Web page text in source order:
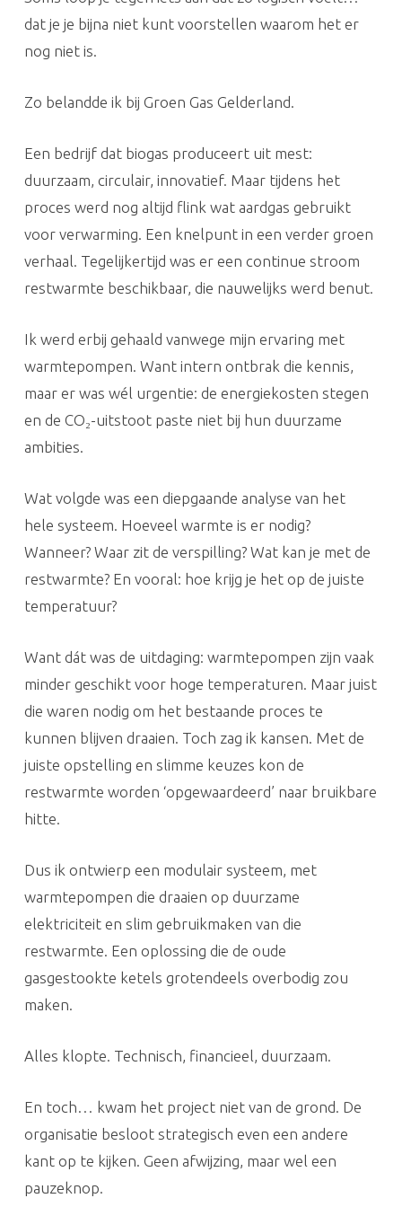
dat je je bijna niet kunt voorstellen waarom het er
nog niet is.
Zo belandde ik bij Groen Gas Gelderland.
Een bedrijf dat biogas produceert uit mest:
duurzaam, circulair, innovatief. Maar tijdens het
proces werd nog altijd flink wat aardgas gebruikt
voor verwarming. Een knelpunt in een verder groen
verhaal. Tegelijkertijd was er een continue stroom
restwarmte beschikbaar, die nauwelijks werd benut.
Ik werd erbij gehaald vanwege mijn ervaring met
warmtepompen. Want intern ontbrak die kennis,
maar er was wél urgentie: de energiekosten stegen
en de CO₂-uitstoot paste niet bij hun duurzame
ambities.
Wat volgde was een diepgaande analyse van het
hele systeem. Hoeveel warmte is er nodig?
Wanneer? Waar zit de verspilling? Wat kan je met de
restwarmte? En vooral: hoe krijg je het op de juiste
temperatuur?
Want dát was de uitdaging: warmtepompen zijn vaak
minder geschikt voor hoge temperaturen. Maar juist
die waren nodig om het bestaande proces te
kunnen blijven draaien. Toch zag ik kansen. Met de
juiste opstelling en slimme keuzes kon de
restwarmte worden ‘opgewaardeerd’ naar bruikbare
hitte.
Dus ik ontwierp een modulair systeem, met
warmtepompen die draaien op duurzame
elektriciteit en slim gebruikmaken van die
restwarmte. Een oplossing die de oude
gasgestookte ketels grotendeels overbodig zou
maken.
Alles klopte. Technisch, financieel, duurzaam.
En toch… kwam het project niet van de grond. De
organisatie besloot strategisch even een andere
kant op te kijken. Geen afwijzing, maar wel een
pauzeknop.